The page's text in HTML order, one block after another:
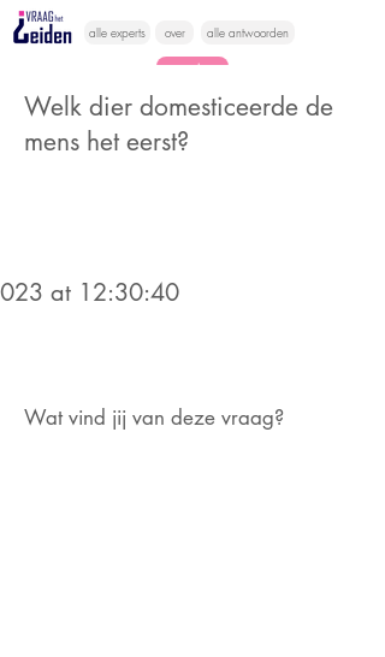
alle experts over alle antwoorden
vragen lessen
Vraag het
Welk dier domesticeerde de
mens het eerst?
at 12:30:40
Wat vind jij van deze vraag?